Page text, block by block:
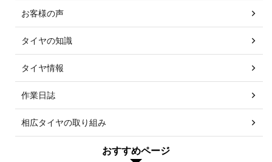
お客様の声
タイヤの知識
タイヤ情報
作業日誌
相広タイヤの取り組み
おすすめページ